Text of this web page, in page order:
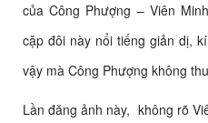
của Công Phượng – Viên
cặp đôi này nổi tiếng giản dị,
vậy mà Công Phượng không
Lần đăng ảnh này, không rõ